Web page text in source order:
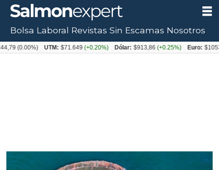
Bolsa Laboral Revistas Sin Escamas Nosotros
UTM: $71.649(+0.20%) Dólar: $913,86(+0.25%) Euro: $1053,08(-